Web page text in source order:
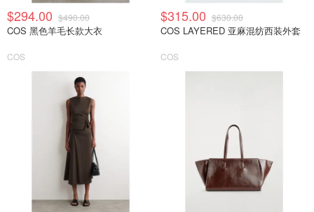
$294.00 $490.00
COS 黑色羊毛长款大衣
COS
$315.00 $630.00
COS LAYERED 亚麻混纺西装外套
COS